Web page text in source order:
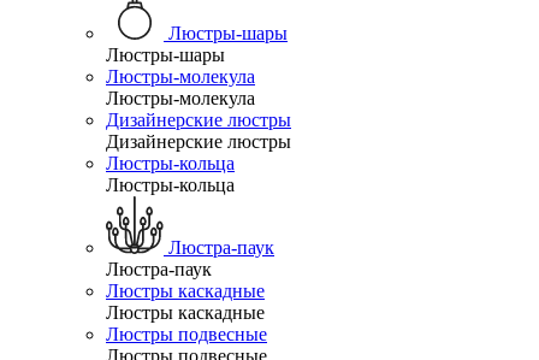
Люстры-шары
Люстры-шары
Люстры-молекула
Люстры-молекула
Дизайнерские люстры
Дизайнерские люстры
Люстры-кольца
Люстры-кольца
Люстра-паук
Люстра-паук
Люстры каскадные
Люстры каскадные
Люстры подвесные
Люстры подвесные